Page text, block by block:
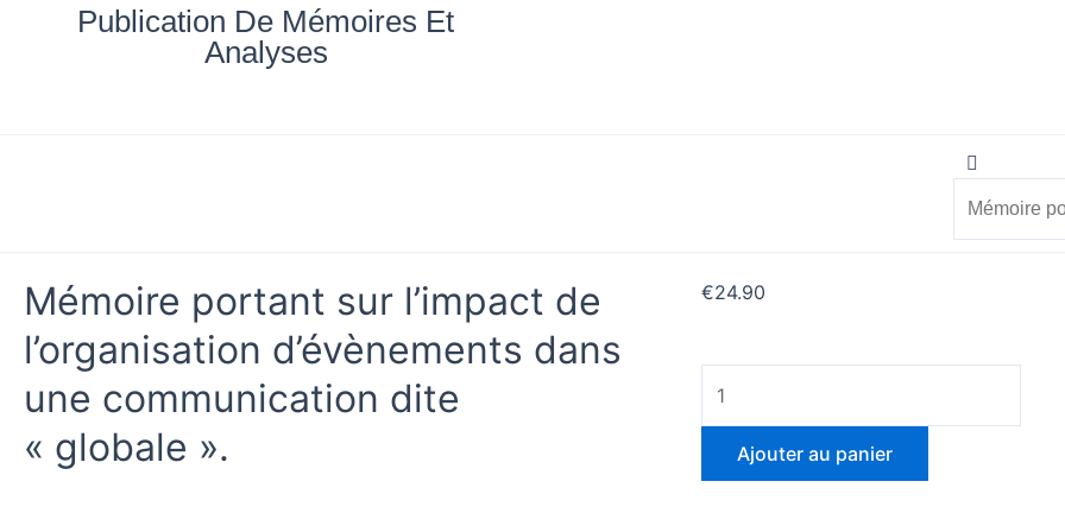
Publication De Mémoires Et
Analyses
Search
Mémoire portant sur l’impact de
l’organisation d’évènements dans
une communication dite
« globale ».
€24.90
de
portant
Ajouter au panier